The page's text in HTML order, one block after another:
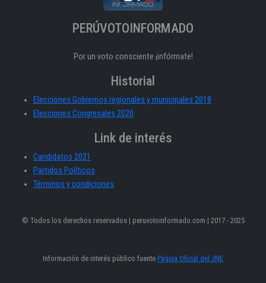
PERÚVOTOINFORMADO
Por un voto consciente ¡infórmate!
Historial
Elecciones Gobiernos regionales y municipales 2018
Elecciones Congresales 2020
Link de interés
Candidatos 2021
Partidos Políticos
Términos y condiciones
© Todos los derechos reservados | peruvotoinformado.com | 2017 - 2025
Información de interés público fuente Página Oficial del JNE